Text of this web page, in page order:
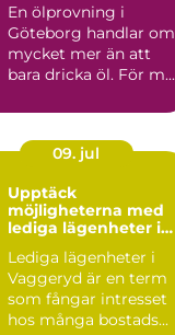
En ölprovning i
Göteborg handlar om
mycket mer än att
bara dricka öl. För m...
09. jul
Upptäck
möjligheterna med
lediga lägenheter i
Lediga lägenheter i
Vaggeryd är en term
som fångar intresset
hos många bostads...